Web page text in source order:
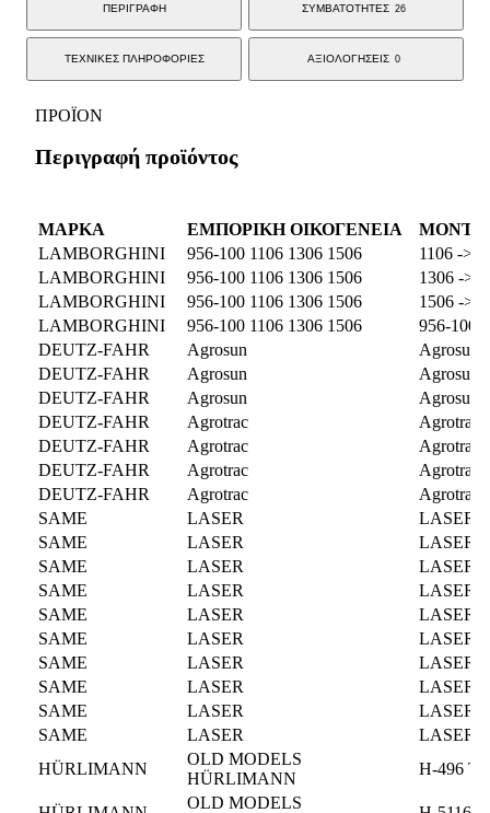
ΠΕΡΙΓΡΑΦΗ ΣΥΜΒΑΤΟΤΗΤΕΣ 26
ΤΕΧΝΙΚΕΣ ΠΛΗΡΟΦΟΡΙΕΣ ΑΞΙΟΛΟΓΗΣΕΙΣ 0
ΠΡΟΪΟΝ
Περιγραφή προϊόντος
ΜΑΡΚΑ ΕΜΠΟΡΙΚΗ ΟΙΚΟΓΕΝΕΙΑ
LAMBORGHINI
956-100 1106 1306 1506
1106 ->
LAMBORGHINI
956-100 1106 1306 1506
1306 ->
LAMBORGHINI
956-100 1106 1306 1506
1506 ->
LAMBORGHINI
956-100 1106 1306 1506
956-100
DEUTZ-FAHR
Agrosun
Agrosun
DEUTZ-FAHR
Agrosun
Agrosun
DEUTZ-FAHR
Agrosun
Agrosun
DEUTZ-FAHR
Agrotrac
Agrotrac
DEUTZ-FAHR
Agrotrac
Agrotrac
DEUTZ-FAHR
Agrotrac
Agrotrac
DEUTZ-FAHR
Agrotrac
Agrotrac
SAME
LASER
LASER
SAME
LASER
LASER
SAME
LASER
LASER
SAME
LASER
LASER
SAME
LASER
LASER
SAME
LASER
LASER
SAME
LASER
LASER
SAME
LASER
LASER
SAME
LASER
LASER
SAME
LASER
LASER
HÜRLIMANN
OLD MODELS
HÜRLIMANN
H-496 T
OLD MODELS